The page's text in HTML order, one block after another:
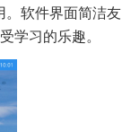
。软件界面简洁友
学习的乐趣。